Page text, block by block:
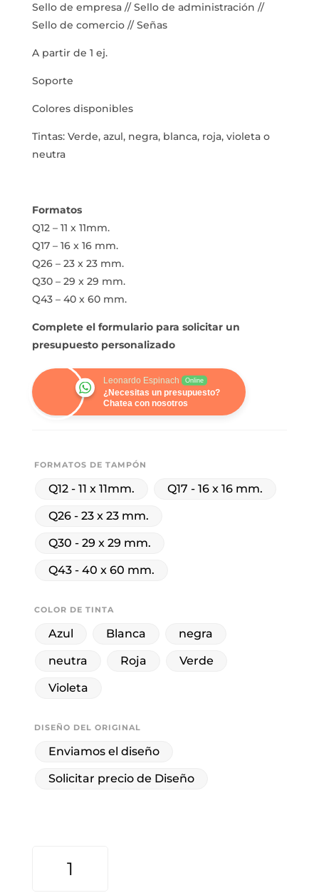
Sello de empresa // Sello de administración //
Sello de comercio // Señas
A partir de 1 ej.
Soporte
Colores disponibles
Tintas: Verde, azul, negra, blanca, roja, violeta o
neutra
Formatos
Q12 – 11 x 11mm.
Q17 – 16 x 16 mm.
Q26 – 23 x 23 mm.
Q30 – 29 x 29 mm.
Q43 – 40 x 60 mm.
Complete el formulario para solicitar un
presupuesto personalizado
Leonardo Espinach Online
¿Necesitas un presupuesto?
Chatea con nosotros
FORMATOS DE TAMPÓN
Q12 - 11 x 11mm.
Q17 - 16 x 16 mm.
Q26 - 23 x 23 mm.
Q30 - 29 x 29 mm.
Q43 - 40 x 60 mm.
COLOR DE TINTA
Azul Blanca
negra
neutra
Roja
Verde
Violeta
DISEÑO DEL ORIGINAL
Enviamos el diseño
Solicitar precio de Diseño